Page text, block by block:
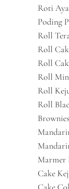
Roti
Poding
Roll
Roll
Roll
Roll
Roll
Roll
Marmer
Cake